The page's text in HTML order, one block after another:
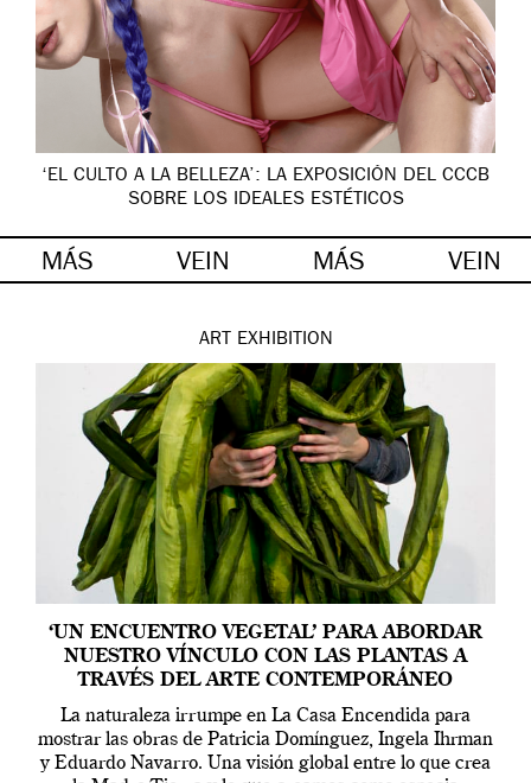
‘EL CULTO A LA BELLEZA’: LA EXPOSICIÓN DEL CCCB
SOBRE LOS IDEALES ESTÉTICOS
MÁS VEIN MÁS VEIN
ART EXHIBITION
‘UN ENCUENTRO VEGETAL’ PARA ABORDAR
NUESTRO VÍNCULO CON LAS PLANTAS A
TRAVÉS DEL ARTE CONTEMPORÁNEO
La naturaleza irrumpe en La Casa Encendida para
mostrar las obras de Patricia Domínguez, Ingela Ihrman
y Eduardo Navarro. Una visión global entre lo que crea